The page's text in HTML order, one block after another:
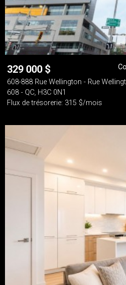
329 000 $
608-888 Rue Wellington - Rue
608 - QC, H3C 0N1
Flux de trésorerie: 315 $/mois